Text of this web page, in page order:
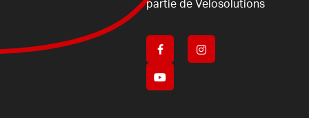
partie de Velosolutions